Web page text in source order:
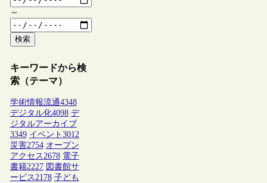
～
検索
キーワードから検
索（テーマ）
学術情報流通4348
デジタル化4098 デ
ジタルアーカイブ
3349 イベント 3012
災害2754 オープン
アクセス2678 電子
書籍2227 図書館サ
ービス2178 子ども